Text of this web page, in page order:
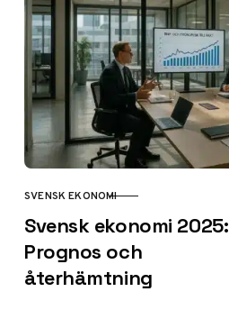
KATEGORI
SVENSK EKONOMI
Svensk ekonomi 2025:
Prognos och
återhämtning